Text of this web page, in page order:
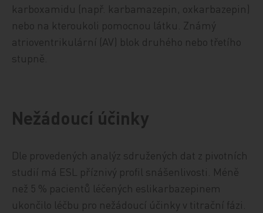
karboxamidu (např. karbamazepin, oxkarbazepin)
nebo na kteroukoli pomocnou látku. Známý
atrioventrikulární (AV) blok druhého nebo třetího
stupně.
Nežádoucí účinky
Dle provedených analýz sdružených dat z pivotních
studií má ESL příznivý profil snášenlivosti. Méně
než 5 % pacientů léčených eslikarbazepinem
ukončilo léčbu pro nežádoucí účinky v titrační fázi.